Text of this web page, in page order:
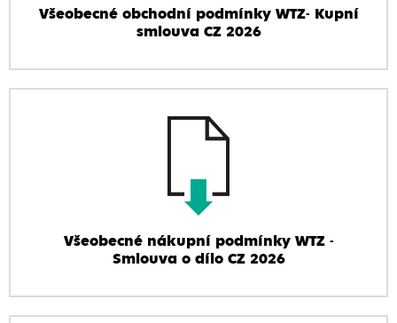
Všeobecné obchodní podmínky WTZ- Kupní
smlouva CZ 2026
Všeobecné nákupní podmínky WTZ -
Smlouva o dílo CZ 2026